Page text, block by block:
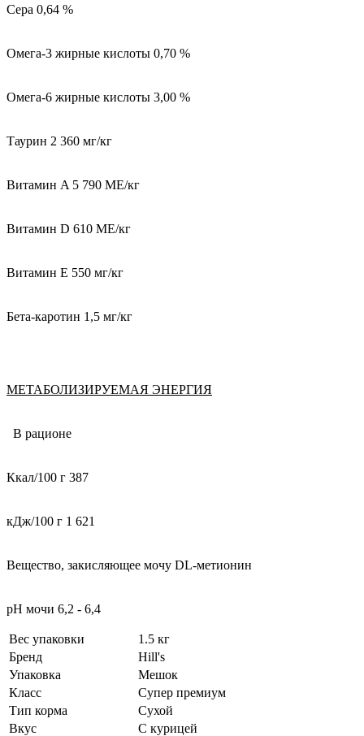
Сера 0,64 %
Омега-3 жирные кислоты 0,70 %
Омега-6 жирные кислоты 3,00 %
Таурин 2 360 мг/кг
Витамин A 5 790 МЕ/кг
Витамин D 610 МЕ/кг
Витамин E 550 мг/кг
Бета-каротин 1,5 мг/кг
МЕТАБОЛИЗИРУЕМАЯ ЭНЕРГИЯ
В рационе
Ккал/100 г 387
кДж/100 г 1 621
Вещество, закисляющее мочу DL-метионин
рН мочи 6,2 - 6,4
Вес упаковки
1.5 кг
Бренд
Hill's
Упаковка
Мешок
Класс
Супер премиум
Тип корма
Сухой
Вкус
С курицей